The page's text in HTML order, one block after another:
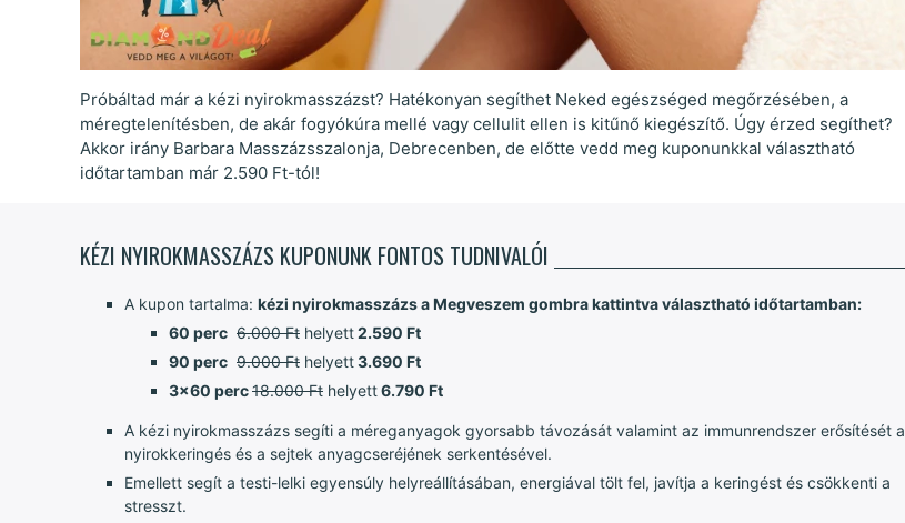
Próbáltad már a kézi nyirokmasszázst? Hatékonyan segíthet Neked egészséged megőrzésében, a
méregtelenítésben, de akár fogyókúra mellé vagy cellulit ellen is kitűnő kiegészítő. Úgy érzed segíthet?
Akkor irány Barbara Masszázsszalonja, Debrecenben, de előtte vedd meg kuponunkkal választható
időtartamban már 2.590 Ft-tól!
KÉZI NYIROKMASSZÁZS KUPONUNK FONTOS TUDNIVALÓI
A kupon tartalma: kézi nyirokmasszázs a Megveszem gombra kattintva választható időtartamban:
60 perc 6.000 Ft helyett2.590 Ft
90 perc 9.000 Ft helyett3.690 Ft
3x60 perc18.000 Ft helyett6.790 Ft
A kézi nyirokmasszázs segíti a méreganyagok gyorsabb távozását valamint az immunrendszer erősítését a
nyirokkeringés és a sejtek anyagcseréjének serkentésével.
Emellett segít a testi-lelki egyensúly helyreállításában, energiával tölt fel, javítja a keringést és csökkenti a
stresszt.